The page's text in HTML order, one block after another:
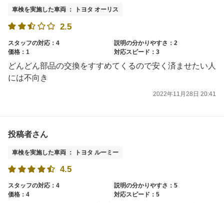
車検を実施した車両 ： トヨタ オーリス
2.5
スタッフの対応：4
説明の分かりやすさ：2
価格：1
対応スピード：3
どんどん部品の交換をすすめてくるので安く済ませたい人
には不向き
2022年11月28日 20:41
投稿者さん
車検を実施した車両 ： トヨタ ルーミー
4.5
スタッフの対応：4
説明の分かりやすさ：5
価格：4
対応スピード：5